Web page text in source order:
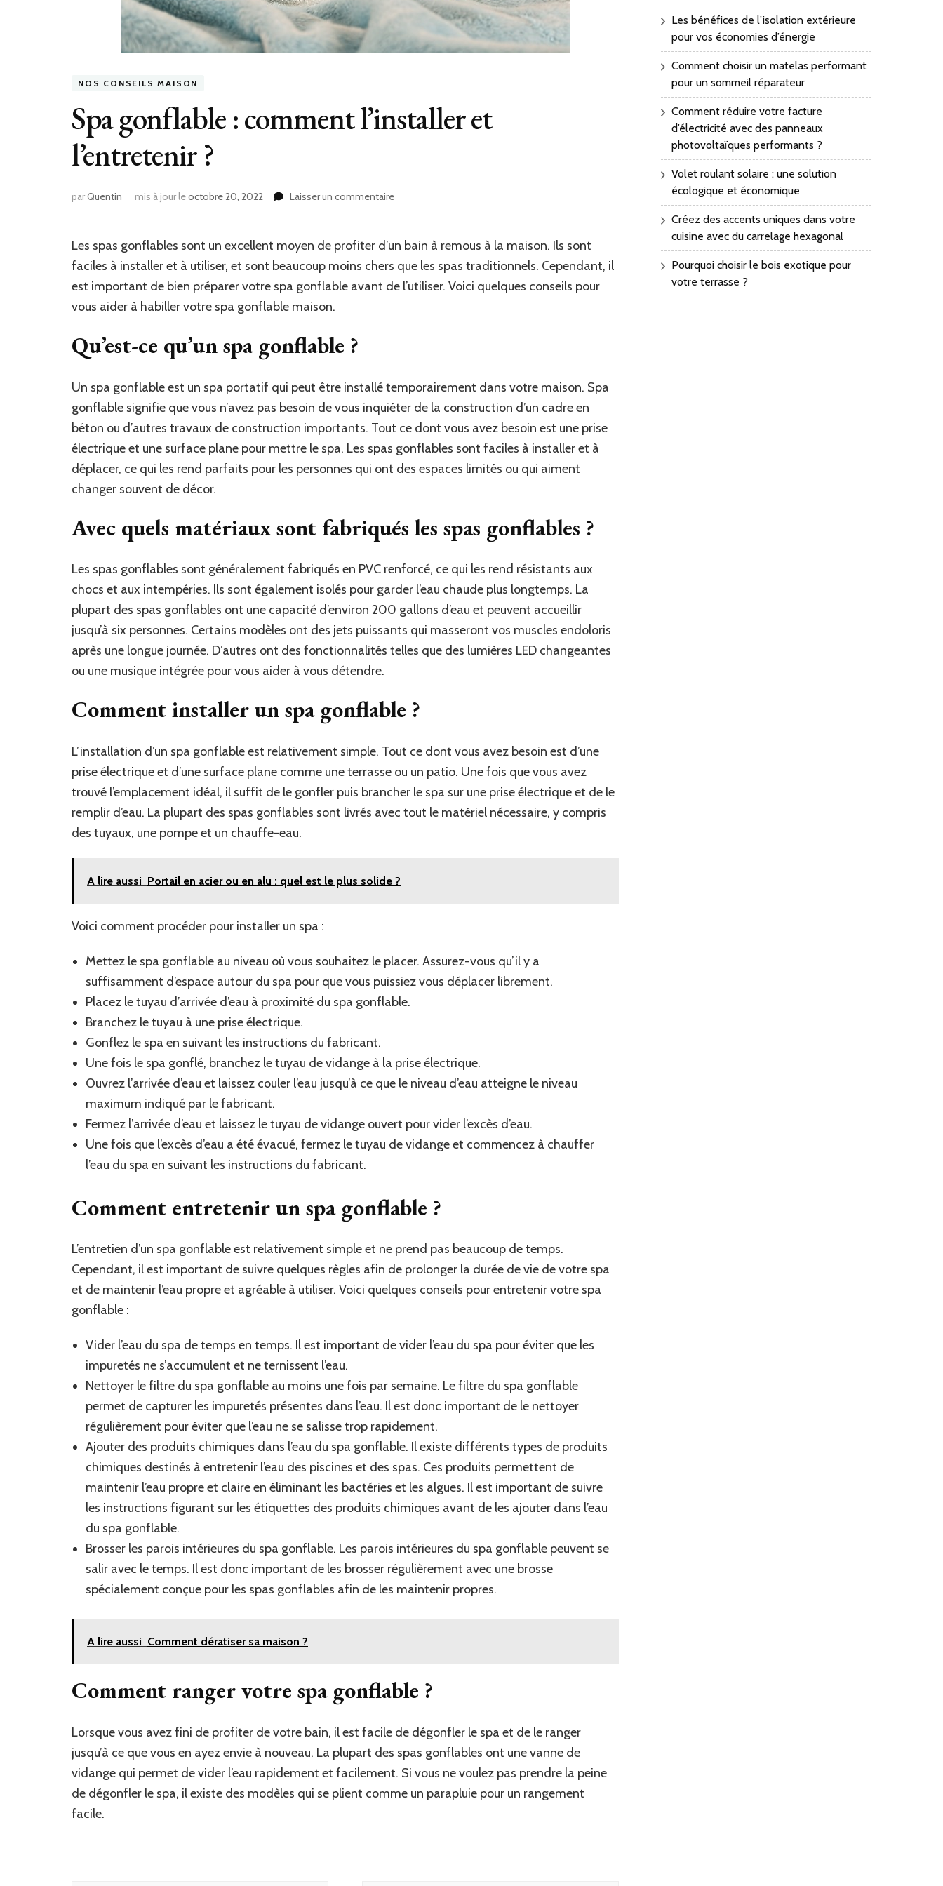
NOS CONSEILS MAISON
Spa gonflable : comment l’installer et
l’entretenir ?
parQuentin mis à jour leoctobre 20, 2022 Laisser un commentairesur
l’installer
et
Les spas gonflables sont un excellent moyen de profiter d’un bain à remous à la maison. Ils sont
faciles à installer et à utiliser, et sont beaucoup moins chers que les spas traditionnels. Cependant, il
est important de bien préparer votre spa gonflable avant de l’utiliser. Voici quelques conseils pour
vous aider à habiller votre spa gonflable maison.
Qu’est-ce qu’un spa gonflable ?
Un spa gonflable est un spa portatif qui peut être installé temporairement dans votre maison. Spa
gonflable signifie que vous n’avez pas besoin de vous inquiéter de la construction d’un cadre en
béton ou d’autres travaux de construction importants. Tout ce dont vous avez besoin est une prise
électrique et une surface plane pour mettre le spa. Les spas gonflables sont faciles à installer et à
déplacer, ce qui les rend parfaits pour les personnes qui ont des espaces limités ou qui aiment
changer souvent de décor.
Avec quels matériaux sont fabriqués les spas gonflables ?
Les spas gonflables sont généralement fabriqués en PVC renforcé, ce qui les rend résistants aux
chocs et aux intempéries. Ils sont également isolés pour garder l’eau chaude plus longtemps. La
plupart des spas gonflables ont une capacité d’environ 200 gallons d’eau et peuvent accueillir
jusqu’à six personnes. Certains modèles ont des jets puissants qui masseront vos muscles endoloris
après une longue journée. D’autres ont des fonctionnalités telles que des lumières LED changeantes
ou une musique intégrée pour vous aider à vous détendre.
Comment installer un spa gonflable ?
L’installation d’un spa gonflable est relativement simple. Tout ce dont vous avez besoin est d’une
prise électrique et d’une surface plane comme une terrasse ou un patio. Une fois que vous avez
trouvé l’emplacement idéal, il suffit de le gonfler puis brancher le spa sur une prise électrique et de le
remplir d’eau. La plupart des spas gonflables sont livrés avec tout le matériel nécessaire, y compris
des tuyaux, une pompe et un chauffe-eau.
A lire aussi Portail en acier ou en alu : quel est le plus solide ?
Voici comment procéder pour installer un spa :
Mettez le spa gonflable au niveau où vous souhaitez le placer. Assurez-vous qu’il y a
suffisamment d’espace autour du spa pour que vous puissiez vous déplacer librement.
Placez le tuyau d’arrivée d’eau à proximité du spa gonflable.
Branchez le tuyau à une prise électrique.
Gonflez le spa en suivant les instructions du fabricant.
Une fois le spa gonflé, branchez le tuyau de vidange à la prise électrique.
Ouvrez l’arrivée d’eau et laissez couler l’eau jusqu’à ce que le niveau d’eau atteigne le niveau
maximum indiqué par le fabricant.
Fermez l’arrivée d’eau et laissez le tuyau de vidange ouvert pour vider l’excès d’eau.
Une fois que l’excès d’eau a été évacué, fermez le tuyau de vidange et commencez à chauffer
l’eau du spa en suivant les instructions du fabricant.
Comment entretenir un spa gonflable ?
L’entretien d’un spa gonflable est relativement simple et ne prend pas beaucoup de temps.
Cependant, il est important de suivre quelques règles afin de prolonger la durée de vie de votre spa
et de maintenir l’eau propre et agréable à utiliser. Voici quelques conseils pour entretenir votre spa
gonflable :
Vider l’eau du spa de temps en temps. Il est important de vider l’eau du spa pour éviter que les
impuretés ne s’accumulent et ne ternissent l’eau.
Nettoyer le filtre du spa gonflable au moins une fois par semaine. Le filtre du spa gonflable
permet de capturer les impuretés présentes dans l’eau. Il est donc important de le nettoyer
régulièrement pour éviter que l’eau ne se salisse trop rapidement.
Ajouter des produits chimiques dans l’eau du spa gonflable. Il existe différents types de produits
chimiques destinés à entretenir l’eau des piscines et des spas. Ces produits permettent de
maintenir l’eau propre et claire en éliminant les bactéries et les algues. Il est important de suivre
les instructions figurant sur les étiquettes des produits chimiques avant de les ajouter dans l’eau
du spa gonflable.
Brosser les parois intérieures du spa gonflable. Les parois intérieures du spa gonflable peuvent se
salir avec le temps. Il est donc important de les brosser régulièrement avec une brosse
spécialement conçue pour les spas gonflables afin de les maintenir propres.
A lire aussi Comment dératiser sa maison ?
Comment ranger votre spa gonflable ?
Lorsque vous avez fini de profiter de votre bain, il est facile de dégonfler le spa et de le ranger
jusqu’à ce que vous en ayez envie à nouveau. La plupart des spas gonflables ont une vanne de
vidange qui permet de vider l’eau rapidement et facilement. Si vous ne voulez pas prendre la peine
de dégonfler le spa, il existe des modèles qui se plient comme un parapluie pour un rangement
facile.
Les bénéfices de l’isolation extérieure
pour vos économies d’énergie
Comment choisir un matelas performant
pour un sommeil réparateur
Comment réduire votre facture
d’électricité avec des panneaux
photovoltaïques performants ?
Volet roulant solaire : une solution
écologique et économique
Créez des accents uniques dans votre
cuisine avec du carrelage hexagonal
Pourquoi choisir le bois exotique pour
votre terrasse ?